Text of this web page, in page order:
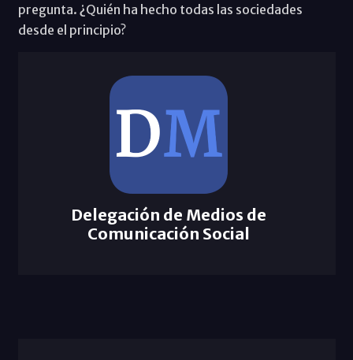
pregunta. ¿Quién ha hecho todas las sociedades
desde el principio?
Delegación de Medios de
Comunicación Social